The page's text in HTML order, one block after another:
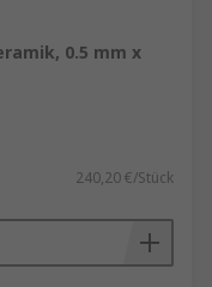
0.5 mm x
240,20 €/Stück